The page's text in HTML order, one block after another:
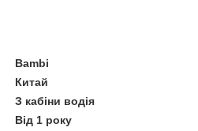
Bambi
Китай
З кабіни водія
Від 1 року